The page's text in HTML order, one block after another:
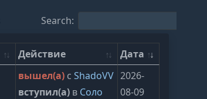
Search:
Действие
Дата
вышел(а) сShadoVV
вступил(а) в Соло
2026-
08-09